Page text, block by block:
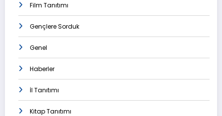
Film Tanıtımı
Gençlere Sorduk
Genel
Haberler
İl Tanıtımı
Kitap Tanıtımı